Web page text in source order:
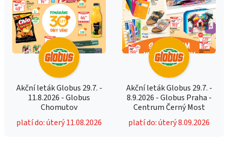
Akční leták Globus 29.7. -
11.8.2026 - Globus
Chomutov
platí do: úterý 11.08.2026
Akční leták Globus 29.7. -
8.9.2026 - Globus Praha -
Centrum Černý Most
platí do: úterý 8.09.2026